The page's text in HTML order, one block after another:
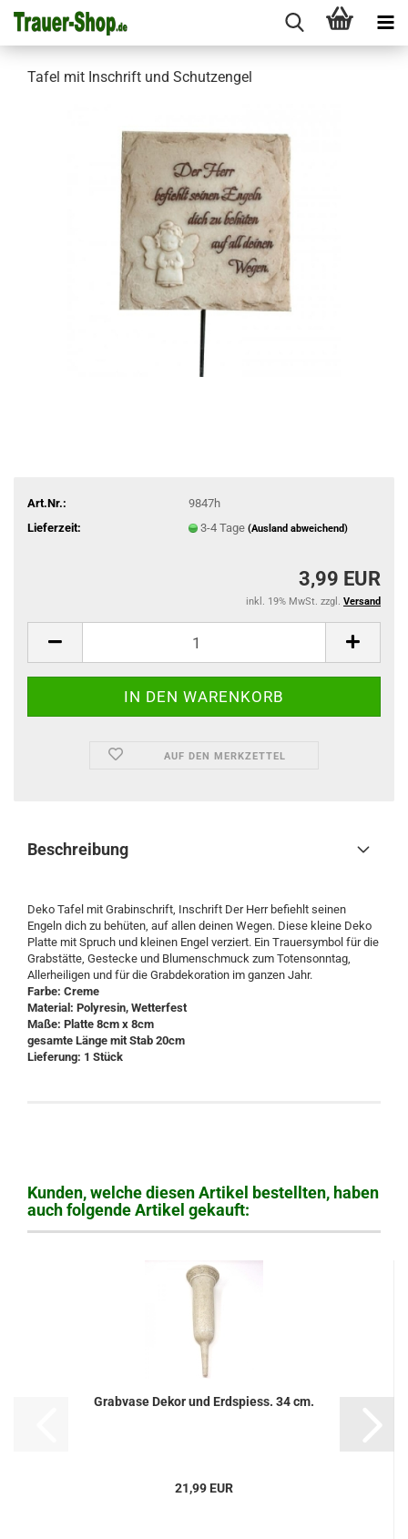
Tafel mit Inschrift und Schutzengel
Art.Nr.:
9847h
Lieferzeit:
3-4 Tage (Ausland abweichend)
3,99 EUR
inkl. 19% MwSt. zzgl. Versand
AUF DEN MERKZETTEL
Beschreibung
Deko Tafel mit Grabinschrift, Inschrift Der Herr befiehlt seinen
Engeln dich zu behüten, auf allen deinen Wegen. Diese kleine Deko
Platte mit Spruch und kleinen Engel verziert. Ein Trauersymbol für die
Grabstätte, Gestecke und Blumenschmuck zum Totensonntag,
Allerheiligen und für die Grabdekoration im ganzen Jahr.
Farbe: Creme
Material: Polyresin, Wetterfest
Maße: Platte 8cm x 8cm
gesamte Länge mit Stab 20cm
Lieferung: 1 Stück
Kunden, welche diesen Artikel bestellten, haben
auch folgende Artikel gekauft:
Grabvase Dekor und Erdspiess. 34 cm.
21,99 EUR